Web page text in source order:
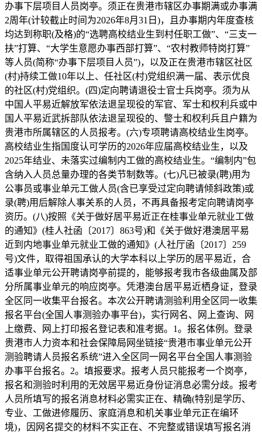
办事下层项目人员岗亭。须正在贵港市辖区办事期满或办事满
2周年(计较截止时间为2026年8月31日)，且办事期内年度查核
均达到称职(及格)的“选聘高校结业生到村任职工做”、“三支一
扶”打算、“大学生意愿办事西部打算”、“农村教师特岗打算”
等人员(简称“办事下层项目人员”)，以及正在贵港市辖区社区
(村)持续工做10年以上、任社区(村)党组织满一届、表示优良
的社区(村)党组织。(四)定向聘请退役士官士兵岗亭。须为从
中国人平易近解放军依法退呈现役的军官、军士和权利兵或中
国人平易近武拆部队依法退呈现役的、警士和权利兵且户籍为
贵港市所属辖区的人员报考。(六)专项聘请高校结业生岗亭。
高校结业生指国度认可学历的2026年应届高校结业生，以及
2025年结业、未落实过编制内工做的高校结业生。“编制内”包
含纳入人员总量办理的各类节制数等。(七)凡已被录(聘)用为
公事员或事业单元工做人员(含已享受过定向聘请倾斜政策)或
录(聘)用后解除人事关系的人员，不再具备报考定向聘请岗亭
资历。(八)按照《关于做好居平易近正在桂事业单元就业工做
的通知》(桂人社函〔2017〕863号)和《关于做好港澳居平易
近到内地事业单元就业工做的通知》(人社厅函〔2017〕259
号)文件，取得祖国承认的大学本科以上学历的居平易近，合
适事业单元公开聘请岗亭前提的，能够报考我市各级曲属及部
分所属事业单元的响应岗亭。凭港澳台居平易近栖身证，登录
全区同一收集平台报名。本次公开聘请测验利用全区同一收集
报名平台(全国人事测验办事平台)，实行网名、网上查询、网
上缴费、网上打印报名登记表和准考据。1。报名体例。登录
贵港市人力资本和社会保障局网坐链接“贵港市事业单元公开
测验聘请人员报名系统”进入全区同一网名平台全国人事测验
办事平台报名。2。填报要求。报考人员只能报考一个岗亭，
报名和测验时利用的无效居平易近身份证消息必需分歧。报考
人员所填写的报名消息材料必需实正在、精确(特别是学历、
专业、工做进修履历、家庭消息和机关事业单元正在编环
境)，因网名提交的材料不实正在、不完整或错误填写报名消